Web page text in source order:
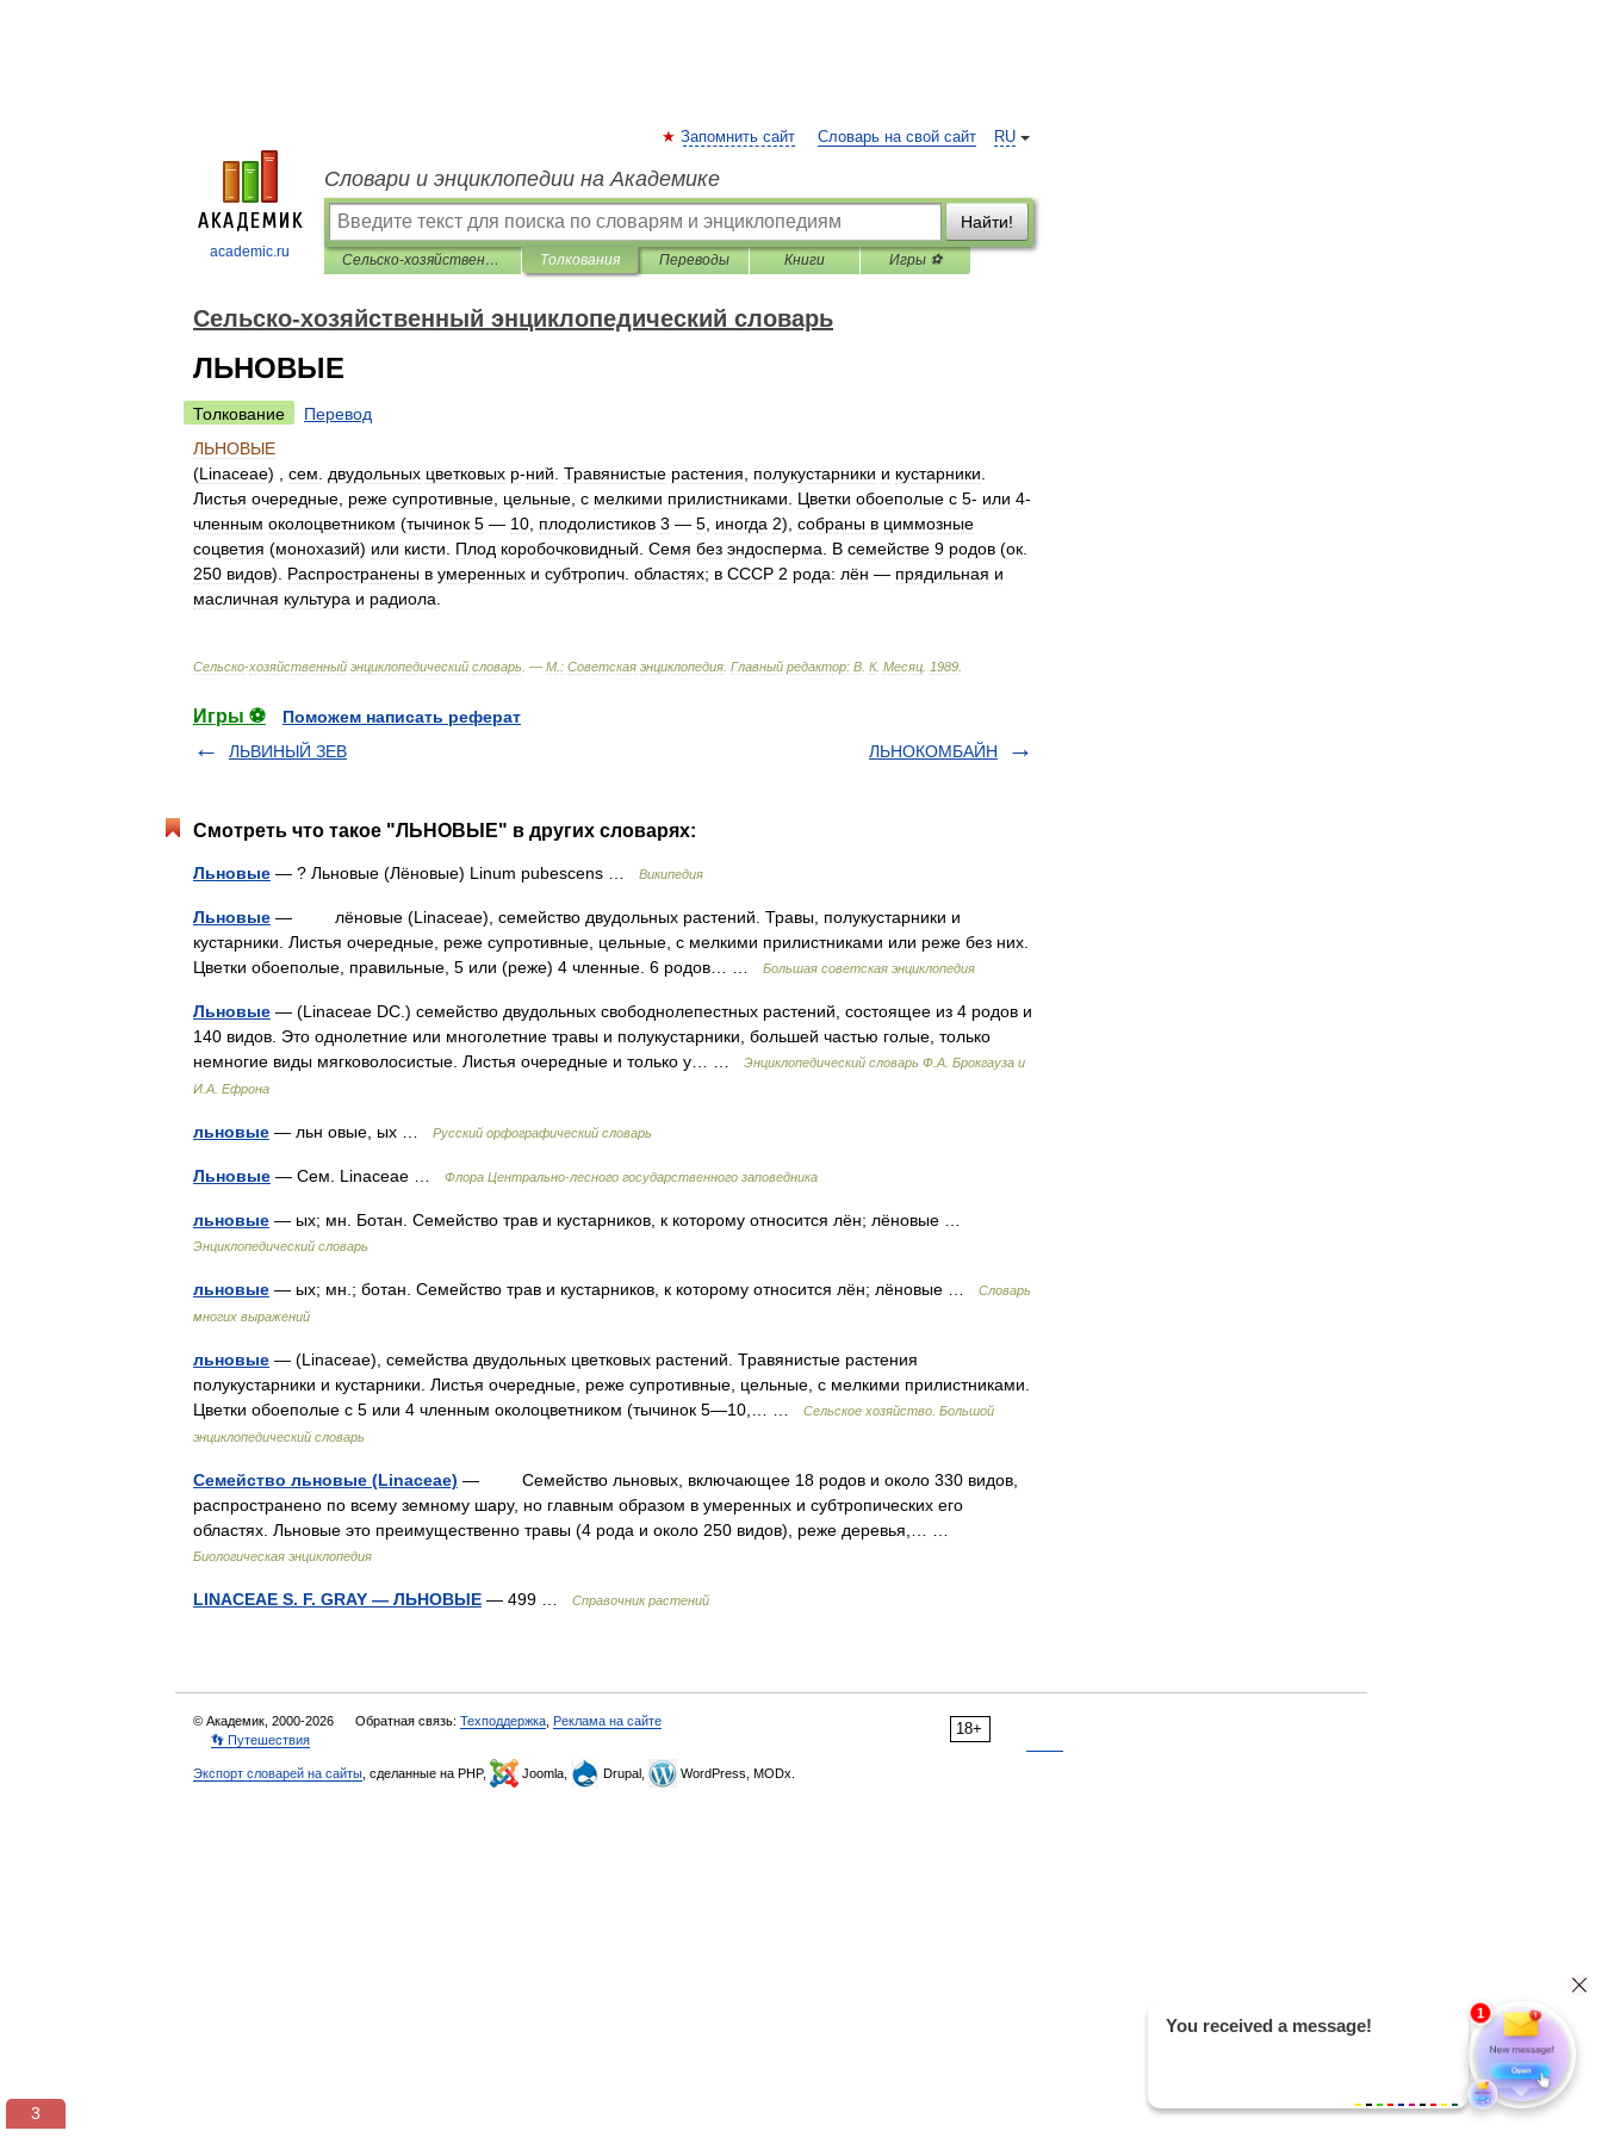
academic.ru
RU
Запомнить сайт Словарь на свой сайт
Словари и энциклопедии на Академике
Найти!
Сельско-хозяйственный энциклопедический словарь Толкования Переводы Книги Игры ⚽
Сельско-хозяйственный энциклопедический словарь
ЛЬНОВЫЕ
Толкование
Перевод
ЛЬНОВЫЕ
(Linaceae) , сем двудольных цветковых р-ний Травянистые растения полукустарники и кустарники
Листья очередные реже супротивные цельные с мелкими прилистниками Цветки обоеполые с 5- или 4-
членным околоцветником (тычинок 5 — 10 плодолистиков 3 — 5 иногда 2), собраны в циммозные
соцветия (монохазий) или кисти Плод коробочковидный Семя без эндосперма В семействе 9 родов (ок
250 видов). Распространены в умеренных и субтропич областях; в СССР 2 рода: лён — прядильная и
масличная культура и радиола
Сельско-хозяйственный энциклопедический словарь . — М : Советская энциклопедия Главный редактор: В К. Месяц 1989
Игры ⚽
Поможем написать реферат
ЛЬВИНЫЙ ЗЕВ
ЛЬНОКОМБАЙН
Смотреть что такое "ЛЬНОВЫЕ" в других словарях:
Льновые — ? Льновые (Лёновые) Linum pubescens … Википедия
Льновые — лёновые (Linaceae), семейство двудольных растений. Травы, полукустарники и
кустарники. Листья очередные, реже супротивные, цельные, с мелкими прилистниками или реже без них.
Цветки обоеполые, правильные, 5 или (реже) 4 членные. 6 родов… …
Большая советская энциклопедия
Льновые — (Linaceae DC.) семейство двудольных свободнолепестных растений, состоящее из 4 родов и
140 видов. Это однолетние или многолетние травы и полукустарники, большей частью голые, только
немногие виды мягковолосистые. Листья очередные и только у… …
Энциклопедический словарь Ф.А. Брокгауза и
И.А. Ефрона
льновые — льн овые, ых … Русский орфографический словарь
Льновые — Сем. Linaceae … Флора Центрально-лесного государственного заповедника
льновые — ых; мн. Ботан. Семейство трав и кустарников, к которому относится лён; лёновые …
Энциклопедический словарь
льновые — ых; мн.; ботан. Семейство трав и кустарников, к которому относится лён; лёновые …
Словарь
многих выражений
льновые — (Linaceae), семейства двудольных цветковых растений. Травянистые растения
полукустарники и кустарники. Листья очередные, реже супротивные, цельные, с мелкими прилистниками.
Цветки обоеполые с 5 или 4 членным околоцветником (тычинок 5—10,… …
Сельское хозяйство. Большой
энциклопедический словарь
Семейство льновые (Linaceae) — Семейство льновых, включающее 18 родов и около 330 видов,
распространено по всему земному шару, но главным образом в умеренных и субтропических его
областях. Льновые это преимущественно травы (4 рода и около 250 видов), реже деревья,… …
Биологическая энциклопедия
LINACEAE S. F. GRAY — ЛЬНОВЫЕ — 499 … Справочник растений
18+
© Академик, 2000-2026 Обратная связь: Техподдержка Реклама на сайте
👣 Путешествия
Экспорт словарей на сайты , сделанные на PHP, Joomla, Drupal, WordPress, MODx.
3